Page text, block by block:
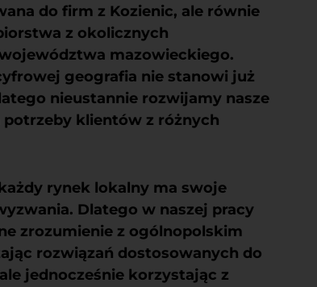
do firm z Kozienic, ale równie
z okolicznych
mazowieckiego.
geografia nie stanowi już
nieustannie rozwijamy nasze
potrzeby klientów z różnych
rynek lokalny ma swoje
Dlatego w naszej pracy
zrozumienie z ogólnopolskim
rozwiązań dostosowanych do
jednocześnie korzystając z